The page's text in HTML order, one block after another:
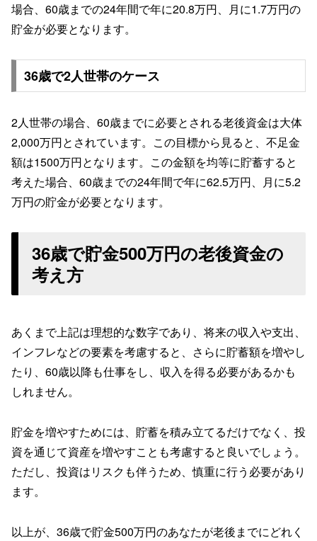
場合、60歳までの24年間で年に20.8万円、月に1.7万円の
貯金が必要となります。
36歳で2人世帯のケース
2人世帯の場合、60歳までに必要とされる老後資金は大体
2,000万円とされています。この目標から見ると、不足金
額は1500万円となります。この金額を均等に貯蓄すると
考えた場合、60歳までの24年間で年に62.5万円、月に5.2
万円の貯金が必要となります。
36歳で貯金500万円の老後資金の
考え方
あくまで上記は理想的な数字であり、将来の収入や支出、
インフレなどの要素を考慮すると、さらに貯蓄額を増やし
たり、60歳以降も仕事をし、収入を得る必要があるかも
しれません。
貯金を増やすためには、貯蓄を積み立てるだけでなく、投
資を通じて資産を増やすことも考慮すると良いでしょう。
ただし、投資はリスクも伴うため、慎重に行う必要があり
ます。
以上が、36歳で貯金500万円のあなたが老後までにどれく